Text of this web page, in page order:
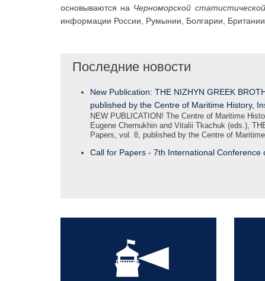
основываются на Черноморской
информации России, Румынии, Болгарии,
Последние новости
New Publication: THE NIZHYN GREEK
published by the Centre of Maritime History,
NEW PUBLICATION! Τhe Centre of Maritime
Eugene Chernukhin and Vitalii Tkachuk (eds.),
Papers, vol. 8, published by the Centre of
Call for Papers - 7th International